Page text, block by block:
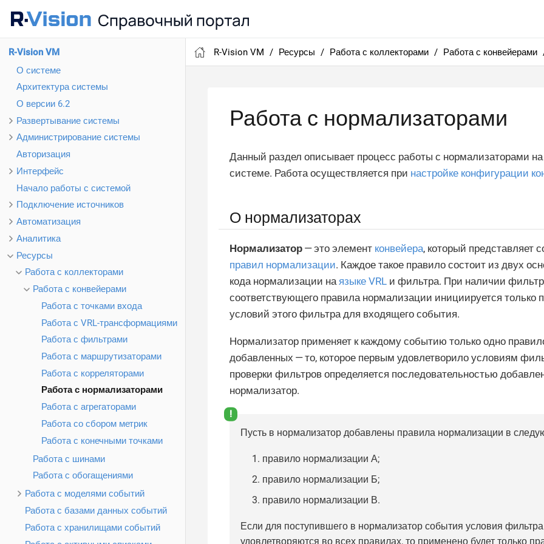
R-Vision VM
О системе
Архитектура системы
О версии 6.2
Развертывание системы
Администрирование системы
Авторизация
Интерфейс
Начало работы с системой
Подключение источников
Автоматизация
Аналитика
Ресурсы
Работа с коллекторами
Работа с конвейерами
Работа с точками входа
Работа с VRL-трансформациями
Работа с фильтрами
Работа с маршрутизаторами
Работа с корреляторами
Работа с нормализаторами
Работа с агрегаторами
Работа со сбором метрик
Работа с конечными точками
Работа с шинами
Работа с обогащениями
Работа с моделями событий
Работа с базами данных событий
Работа с хранилищами событий
R-Vision VM Ресурсы Работа с коллекторами Работа с конвейерами
Работа с нормализаторами
Данный раздел описывает процесс работы с нормализаторами на
системе. Работа осуществляется при настройке конфигурации
О нормализаторах
Нормализатор — это элемент конвейера, который представляет
правил нормализации. Каждое такое правило состоит из двух
кода нормализации на языке VRL и фильтра. При наличии
соответствующего правила нормализации инициируется только
условий этого фильтра для входящего события.
Нормализатор применяет к каждому событию только одно
добавленных — то, которое первым удовлетворило условиям
проверки фильтров определяется последовательностью
нормализатор.
Пусть в нормализатор добавлены правила нормализации в
правило нормализации А;
правило нормализации Б;
правило нормализации В.
Если для поступившего в нормализатор события условия
удовлетворяются во всех правилах, то применено будет только